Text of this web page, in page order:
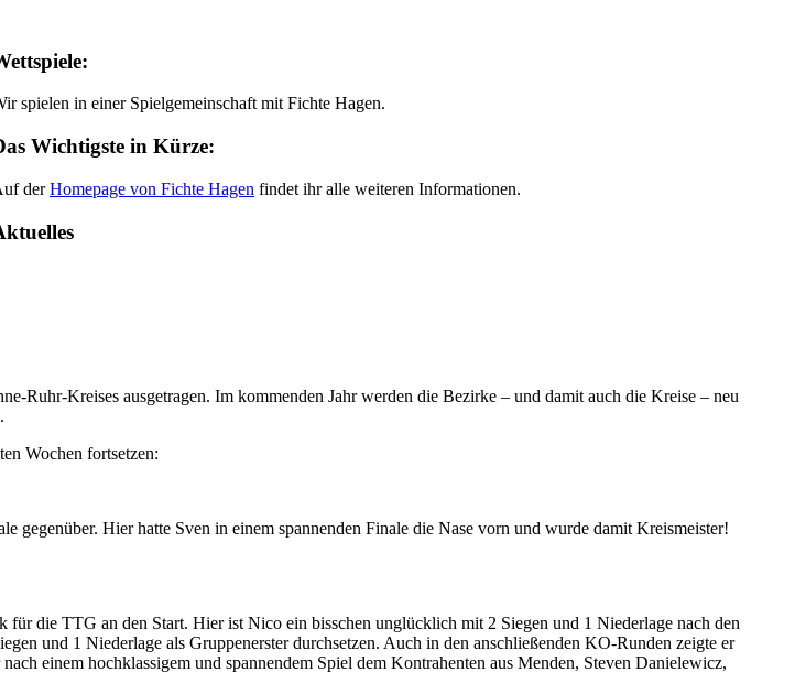
spielen in einer Spielgemeinschaft mit Fichte Hagen.
Wichtigste in Kürze:
derHomepage von Fichte Hagen findet ihr alle weiteren Informationen.
Ruhr-Kreises ausgetragen. Im kommenden Jahr werden die Bezirke – und damit auch die Kreise – neu
Wochen fortsetzen:
Hier hatte Sven in einem spannenden Finale die Nase vorn und wurde damit Kreismeister!
die TTG an den Start. Hier ist Nico ein bisschen unglücklich mit 2 Siegen und 1 Niederlage nach den
und 1 Niederlage als Gruppenerster durchsetzen. Auch in den anschließenden KO-Runden zeigte er
einem hochklassigem und spannendem Spiel dem Kontrahenten aus Menden, Steven Danielewicz,